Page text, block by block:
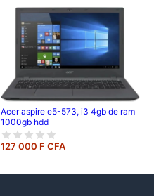
Acer aspire e5-573, i3 4gb de ram
1000gb hdd
127 000 F CFA